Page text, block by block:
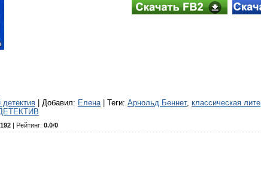
детектив Добавил: Елена| Теги: Арнольд Беннет, классическая
192 | Рейтинг: 0.0/0